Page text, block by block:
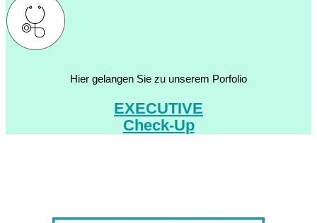
Hier gelangen Sie zu unserem Porfolio
EXECUTIVE
Check-Up